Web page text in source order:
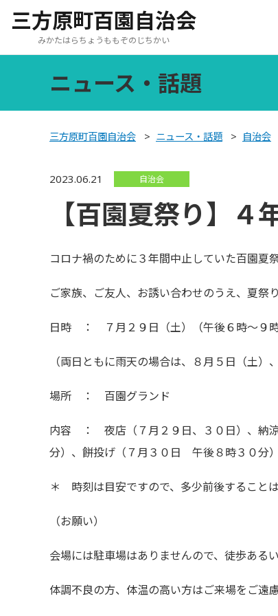
三方原町百園自治会
みかたはらちょうももぞのじちかい
ニュース・話題
三方原町百園自治会 > ニュース・話題 > 自治会
2023.06.21 自治会
【百園夏祭り】４
コロナ禍のために３年間中止していた百園夏
ご家族、ご友人、お誘い合わせのうえ、夏祭
日時 ： ７月２９日（土）（午後６時～９時
（両日ともに雨天の場合は、８月５日（土）
場所 ： 百園グランド
内容 ： 夜店（７月２９日、３０日）、納
分）、餅投げ（７月３０日 午後８時３０分）
＊ 時刻は目安ですので、多少前後することは
（お願い）
会場には駐車場はありませんので、徒歩ある
体調不良の方、体温の高い方はご来場をご遠